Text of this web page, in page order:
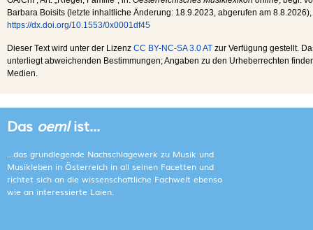
Barbara Boisits (letzte inhaltliche Änderung: 18.9.2023, abgerufen am 8.8.2026),
https://dx.doi.org/10.1553/0x0001df45
Dieser Text wird unter der Lizenz CC BY-NC-SA 3.0 AT zur Verfügung gestellt.
unterliegt abweichenden Bestimmungen; Angaben zu den Urheberrechten
Medien.
Das oemlist...
...das grundlegende Nachschlagewerk zu Musik und
Musikleben in Österreich in all seinen Facetten und
richtet sich an die wissenschaftliche Fachwelt ebenso
wie an interessierte Laien.